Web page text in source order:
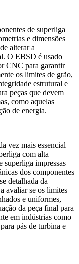
de superliga
e dimensões
alterar a
O EBSD é usado
CNC para garantir
os limites de grão,
estrutural e
peças que devem
como aquelas
de energia.
vez mais essencial
com alta
superliga impressas
dos componentes
detalhada da
avaliar se os limites
e uniformes,
da peça final para
em indústrias como
pás de turbina e